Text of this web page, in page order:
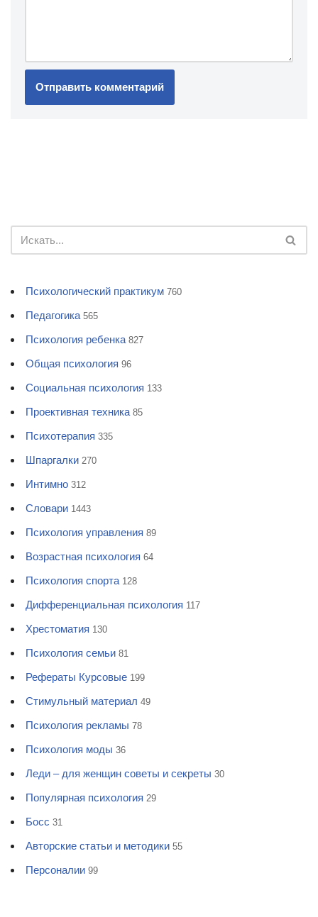
Психологический практикум 760
Педагогика 565
Психология ребенка 827
Общая психология 96
Социальная психология 133
Проективная техника 85
Психотерапия 335
Шпаргалки 270
Интимно 312
Словари 1443
Психология управления 89
Возрастная психология 64
Психология спорта 128
Дифференциальная психология 117
Хрестоматия 130
Психология семьи 81
Рефераты Курсовые 199
Стимульный материал 49
Психология рекламы 78
Психология моды 36
Леди – для женщин советы и секреты 30
Популярная психология 29
Босс 31
Авторские статьи и методики 55
Персоналии 99